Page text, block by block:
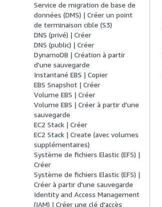
Service de migration de base de
données (DMS) | Créer un point
de terminaison cible (S3)
DNS (privé) | Créer
DNS (public) | Créer
DynamoDB | Création à partir
d'une sauvegarde
Instantané EBS | Copier
EBS Snapshot | Créer
Volume EBS | Créer
Volume EBS | Créer à partir d'une
sauvegarde
EC2 Stack | Créer
EC2 Stack | Create (avec volumes
supplémentaires)
Système de fichiers Elastic (EFS) |
Créer
Système de fichiers Elastic (EFS) |
Créer à partir d'une sauvegarde
Identity and Access Management
(IAM) | Créer une clé d'accès